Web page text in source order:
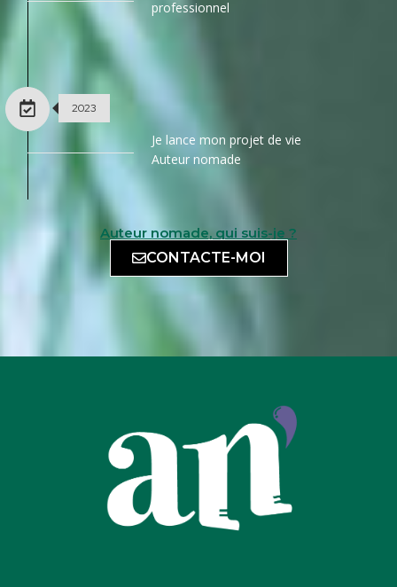
professionnel
Je lance mon projet de vie
Auteur nomade
2023
Auteur nomade, qui suis-je ?
CONTACTE-MOI